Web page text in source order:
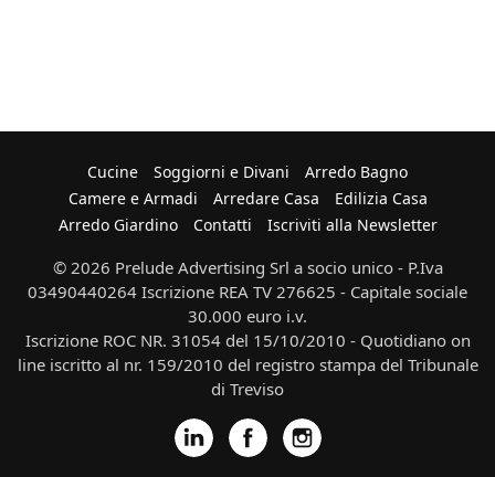
Cucine Soggiorni e Divani
Arredo Bagno
Camere e Armadi
Arredare Casa
Edilizia Casa
Arredo Giardino
Contatti Iscriviti alla Newsletter
© 2026 Prelude Advertising Srl a socio unico - P.Iva
03490440264 Iscrizione REA TV 276625 - Capitale sociale
30.000 euro i.v.
Iscrizione ROC NR. 31054 del 15/10/2010 - Quotidiano on
line iscritto al nr. 159/2010 del registro stampa del Tribunale
di Treviso